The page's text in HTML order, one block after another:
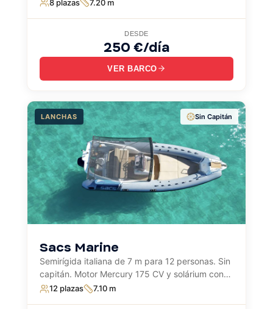
8 plazas 7.20 m
DESDE
250 €/día
VER BARCO
LANCHAS Sin Capitán
Sacs Marine
Semirígida italiana de 7 m para 12 personas. Sin
capitán. Motor Mercury 175 CV y solárium con
mesa.
12 plazas 7.10 m